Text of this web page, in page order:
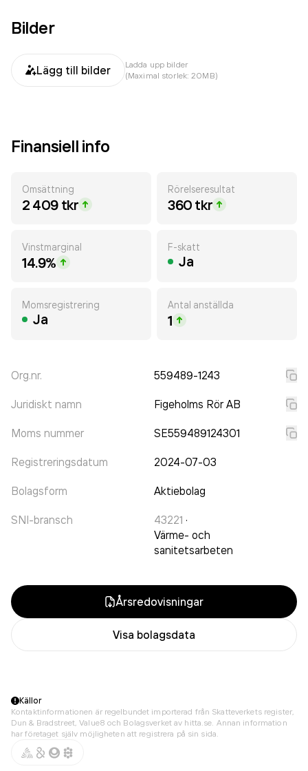
Bilder
Lägg till bilder
Ladda upp bilder
(Maximal storlek: 20MB)
Finansiell info
Omsättning
2 409 tkr
Rörelseresultat
360 tkr
Vinstmarginal
14.9%
F-skatt
Ja
Momsregistrering
Ja
Antal anställda
1
Org.nr. 559489-1243
Juridiskt namn Figeholms Rör AB
Moms nummer SE559489124301
Registreringsdatum 2024-07-03
Bolagsform Aktiebolag
SNI-bransch 43221 ·
Värme- och
sanitetsarbeten
Årsredovisningar
Visa bolagsdata
Källor
Kontaktinformationen är regelbundet importerad från Skatteverkets register,
Dun & Bradstreet, Value8 och Bolagsverket av hitta.se. Annan information
har företaget själv möjligheten att registrera på sin sida.